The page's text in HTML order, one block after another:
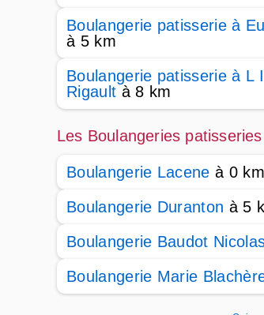
Boulangerie patisserie à
à 5 km
Boulangerie patisserie à L
Rigault à 8 km
Les Boulangeries
Boulangerie Lacene à 0 km
Boulangerie Duranton à 5
Boulangerie Baudot
Boulangerie Marie